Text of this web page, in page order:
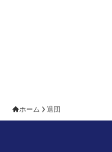
ホーム 退団